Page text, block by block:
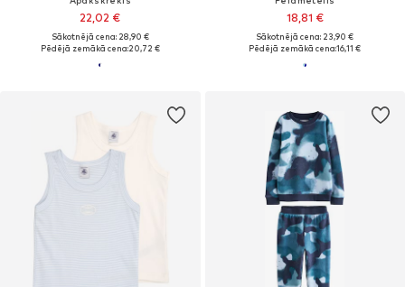
22,02 €
Sākotnējā cena: 28,90 €
Pēdējā zemākā cena:20,72 €
18,81 €
Sākotnējā cena: 23,90 €
Pēdējā zemākā cena:16,11 €